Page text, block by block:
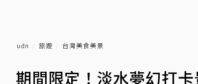
udn 旅遊 台灣美食美景
期間限定！淡水夢幻打